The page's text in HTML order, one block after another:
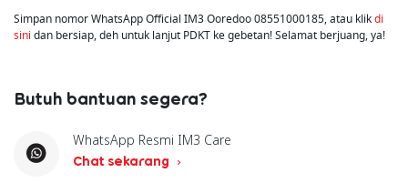
Simpan nomor WhatsApp Official IM3 Ooredoo 08551000185, atau klikdi
sini dan bersiap, deh untuk lanjut PDKT ke gebetan! Selamat berjuang, ya!
Butuh bantuan segera?
WhatsApp Resmi IM3 Care
Chat sekarang